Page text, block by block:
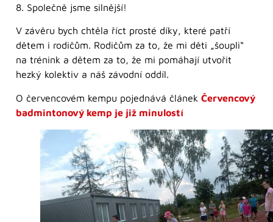
8. Společně jsme silnější!
V závěru bych chtěla říct prosté díky, které patří
dětem i rodičům. Rodičům za to, že mi děti „šoupli“
na trénink a dětem za to, že mi pomáhají utvořit
hezký kolektiv a náš závodní oddíl.
O červencovém kempu pojednává článek Červencový
badmintonový kemp je již minulostí